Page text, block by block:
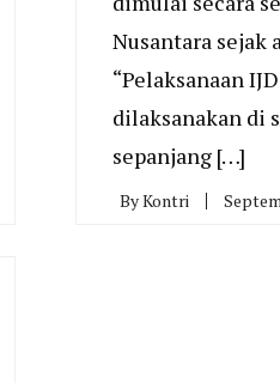
Nusantara sejak
“Pelaksanaan
dilaksanakan di
sepanjang […]
ByKontri